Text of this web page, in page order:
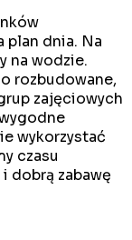
dnia. Na
na wodzie.
rozbudowane,
zajęciowych
wykorzystać
czasu
dobrą zabawę